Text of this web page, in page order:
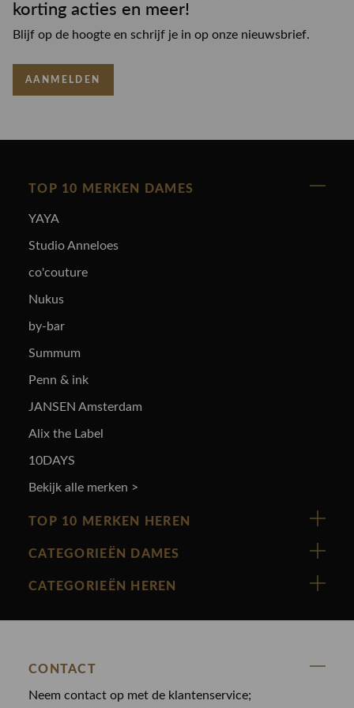
korting acties en meer!
Blijf op de hoogte en schrijf je in op onze nieuwsbrief.
AANMELDEN
TOP 10 MERKEN DAMES
YAYA
Studio Anneloes
co'couture
Nukus
by-bar
Summum
Penn & ink
JANSEN Amsterdam
Alix the Label
10DAYS
Bekijk alle merken >
TOP 10 MERKEN HEREN
Vanguard
Cast Iron
CATEGORIEËN DAMES
Nieuw binnen
Blouses
Broeken
CATEGORIEËN HEREN
Broeken
Colberts
CONTACT
Neem contact op met de klantenservice;